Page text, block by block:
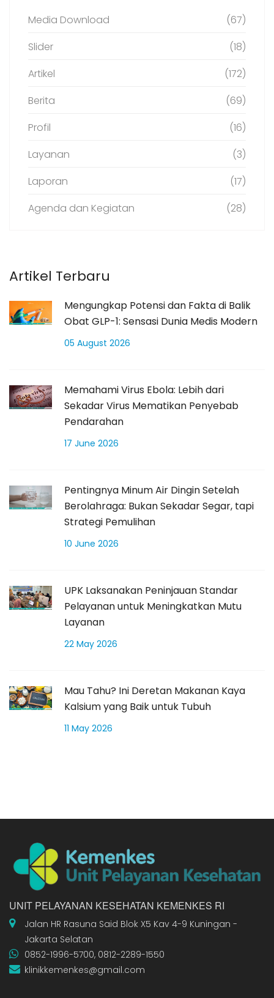
Media Download
(67)
Slider
(18)
Artikel
(172)
Berita
(69)
Profil
(16)
Layanan
(3)
Laporan
(17)
Agenda dan Kegiatan
(28)
Artikel Terbaru
Mengungkap Potensi dan Fakta di Balik
Obat GLP-1: Sensasi Dunia Medis Modern
05 August 2026
Memahami Virus Ebola: Lebih dari
Sekadar Virus Mematikan Penyebab
Pendarahan
17 June 2026
Pentingnya Minum Air Dingin Setelah
Berolahraga: Bukan Sekadar Segar, tapi
Strategi Pemulihan
10 June 2026
UPK Laksanakan Peninjauan Standar
Pelayanan untuk Meningkatkan Mutu
Layanan
22 May 2026
Mau Tahu? Ini Deretan Makanan Kaya
Kalsium yang Baik untuk Tubuh
11 May 2026
UNIT PELAYANAN KESEHATAN KEMENKES RI
Jalan HR Rasuna Said Blok X5 Kav 4-9 Kuningan -
Jakarta Selatan
0852-1996-5700, 0812-2289-1550
klinikkemenkes@gmail.com